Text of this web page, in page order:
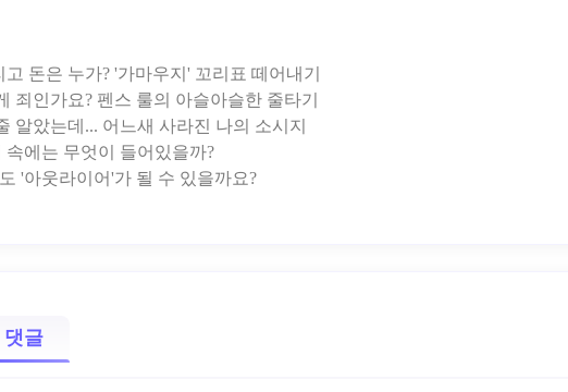
돈은 누가? '가마우지' 꼬리표 떼어내기
죄인가요? 펜스 룰의 아슬아슬한 줄타기
알았는데... 어느새 사라진 나의 소시지
속에는 무엇이 들어있을까?
댓글